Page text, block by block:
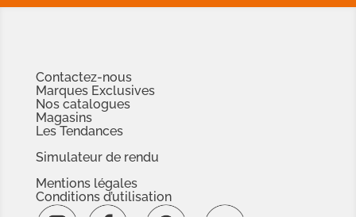
Contactez-nous
Marques Exclusives
Nos catalogues
Magasins
Les Tendances
Simulateur de rendu
Mentions légales
Conditions d’utilisation